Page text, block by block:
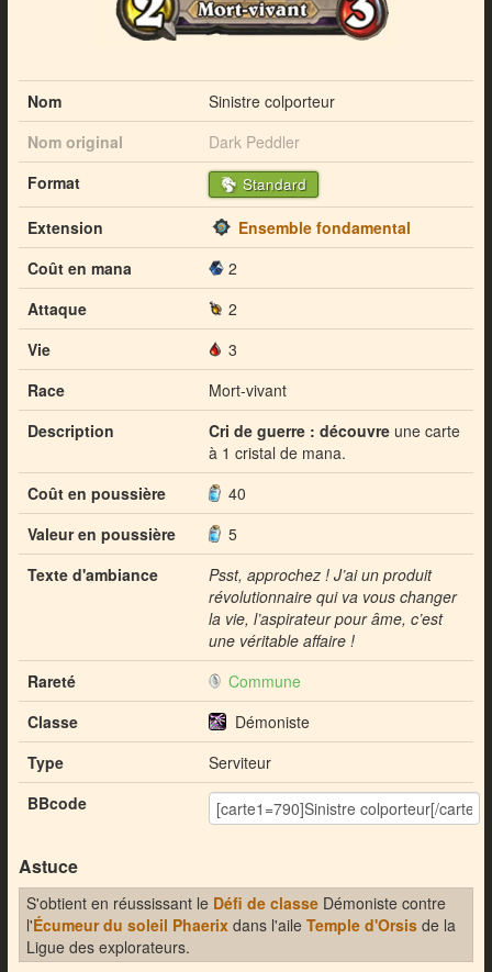
Nom
Sinistre colporteur
Nom original
Dark Peddler
Format
Standard
Extension
Ensemble fondamental
Coût en mana
2
Attaque
2
Vie
3
Race
Mort-vivant
Description
Cri de guerre : découvreune carte
à 1 cristal de mana.
Coût en poussière
40
Valeur en poussière
5
Texte d'ambiance
Psst, approchez ! J’ai un produit
révolutionnaire qui va vous changer
la vie, l’aspirateur pour âme, c’est
une véritable affaire !
Rareté
Commune
Classe
Démoniste
Type
Serviteur
BBcode
Astuce
S'obtient en réussissant le Défi de classeDémoniste contre
l'Écumeur du soleil Phaerixdans l'aile Temple d'Orsisde la
Ligue des explorateurs.